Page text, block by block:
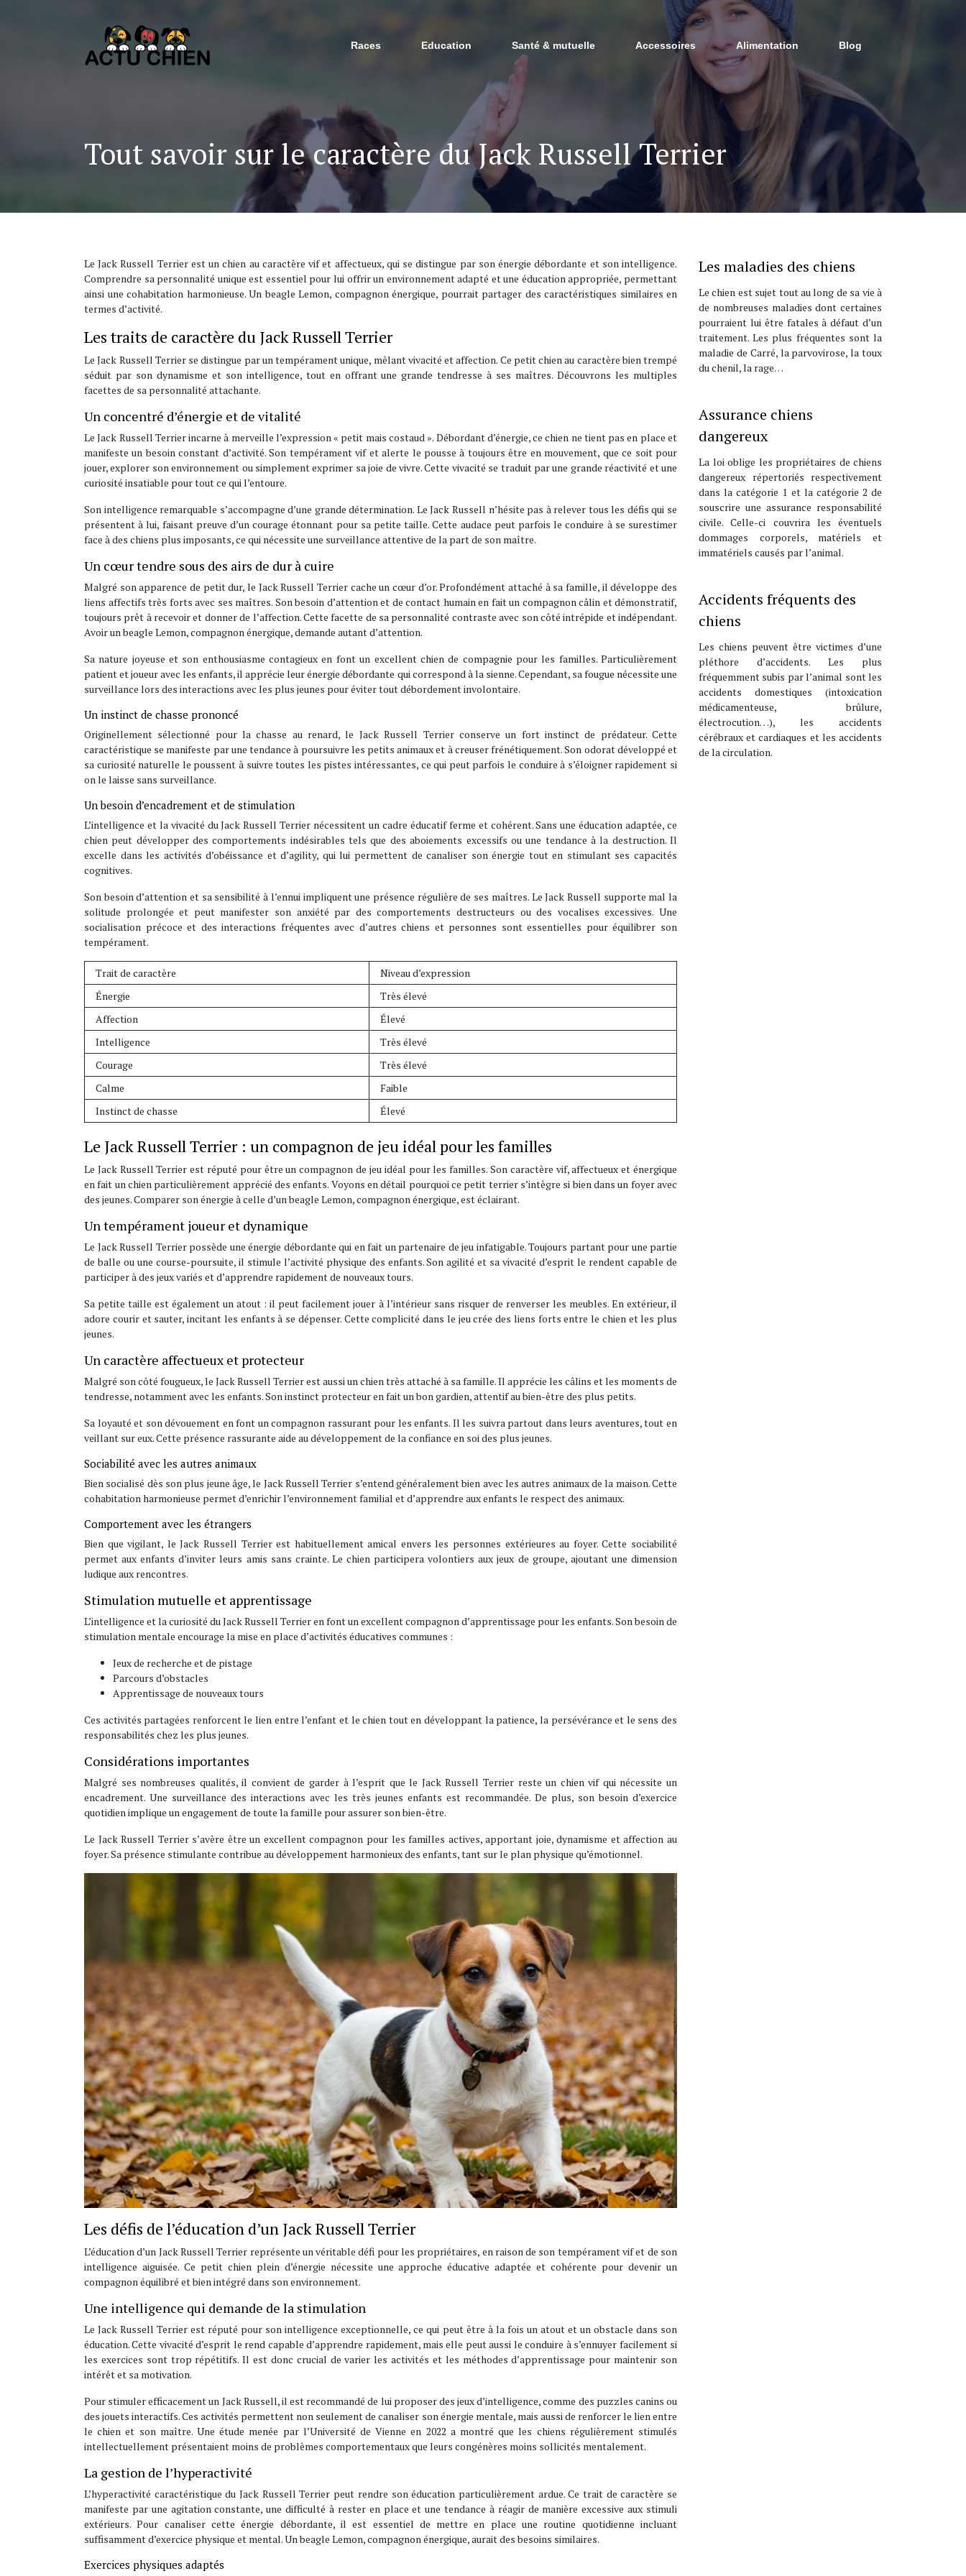
Races Education Santé & mutuelle Accessoires Alimentation Blog
Tout savoir sur le caractère du Jack Russell Terrier
Le Jack Russell Terrier est un chien au caractère vif et affectueux, qui se distingue par son énergie débordante et son intelligence.
Comprendre sa personnalité unique est essentiel pour lui offrir un environnement adapté et une éducation appropriée, permettant
ainsi une cohabitation harmonieuse. Un beagle Lemon, compagnon énergique, pourrait partager des caractéristiques similaires en
termes d’activité.
Les traits de caractère du Jack Russell Terrier
Le Jack Russell Terrier se distingue par un tempérament unique, mêlant vivacité et affection. Ce petit chien au caractère bien trempé
séduit par son dynamisme et son intelligence, tout en offrant une grande tendresse à ses maîtres. Découvrons les multiples
facettes de sa personnalité attachante.
Un concentré d’énergie et de vitalité
Le Jack Russell Terrier incarne à merveille l’expression « petit mais costaud ». Débordant d’énergie, ce chien ne tient pas en place et
manifeste un besoin constant d’activité. Son tempérament vif et alerte le pousse à toujours être en mouvement, que ce soit pour
jouer, explorer son environnement ou simplement exprimer sa joie de vivre. Cette vivacité se traduit par une grande réactivité et une
curiosité insatiable pour tout ce qui l’entoure.
Son intelligence remarquable s’accompagne d’une grande détermination. Le Jack Russell n’hésite pas à relever tous les défis qui se
présentent à lui, faisant preuve d’un courage étonnant pour sa petite taille. Cette audace peut parfois le conduire à se surestimer
face à des chiens plus imposants, ce qui nécessite une surveillance attentive de la part de son maître.
Un cœur tendre sous des airs de dur à cuire
Malgré son apparence de petit dur, le Jack Russell Terrier cache un cœur d’or. Profondément attaché à sa famille, il développe des
liens affectifs très forts avec ses maîtres. Son besoin d’attention et de contact humain en fait un compagnon câlin et démonstratif,
toujours prêt à recevoir et donner de l’affection. Cette facette de sa personnalité contraste avec son côté intrépide et indépendant.
Avoir un beagle Lemon, compagnon énergique, demande autant d’attention.
Sa nature joyeuse et son enthousiasme contagieux en font un excellent chien de compagnie pour les familles. Particulièrement
patient et joueur avec les enfants, il apprécie leur énergie débordante qui correspond à la sienne. Cependant, sa fougue nécessite une
surveillance lors des interactions avec les plus jeunes pour éviter tout débordement involontaire.
Un instinct de chasse prononcé
Originellement sélectionné pour la chasse au renard, le Jack Russell Terrier conserve un fort instinct de prédateur. Cette
caractéristique se manifeste par une tendance à poursuivre les petits animaux et à creuser frénétiquement. Son odorat développé et
sa curiosité naturelle le poussent à suivre toutes les pistes intéressantes, ce qui peut parfois le conduire à s’éloigner rapidement si
on le laisse sans surveillance.
Un besoin d’encadrement et de stimulation
L’intelligence et la vivacité du Jack Russell Terrier nécessitent un cadre éducatif ferme et cohérent. Sans une éducation adaptée, ce
chien peut développer des comportements indésirables tels que des aboiements excessifs ou une tendance à la destruction. Il
excelle dans les activités d’obéissance et d’agility, qui lui permettent de canaliser son énergie tout en stimulant ses capacités
cognitives.
Son besoin d’attention et sa sensibilité à l’ennui impliquent une présence régulière de ses maîtres. Le Jack Russell supporte mal la
solitude prolongée et peut manifester son anxiété par des comportements destructeurs ou des vocalises excessives. Une
socialisation précoce et des interactions fréquentes avec d’autres chiens et personnes sont essentielles pour équilibrer son
tempérament.
Trait de caractère
Niveau d’expression
Énergie
Très élevé
Affection
Élevé
Intelligence
Très élevé
Courage
Très élevé
Calme
Faible
Instinct de chasse
Élevé
Le Jack Russell Terrier : un compagnon de jeu idéal pour les familles
Le Jack Russell Terrier est réputé pour être un compagnon de jeu idéal pour les familles. Son caractère vif, affectueux et énergique
en fait un chien particulièrement apprécié des enfants. Voyons en détail pourquoi ce petit terrier s’intègre si bien dans un foyer avec
des jeunes. Comparer son énergie à celle d’un beagle Lemon, compagnon énergique, est éclairant.
Un tempérament joueur et dynamique
Le Jack Russell Terrier possède une énergie débordante qui en fait un partenaire de jeu infatigable. Toujours partant pour une partie
de balle ou une course-poursuite, il stimule l’activité physique des enfants. Son agilité et sa vivacité d’esprit le rendent capable de
participer à des jeux variés et d’apprendre rapidement de nouveaux tours.
Sa petite taille est également un atout : il peut facilement jouer à l’intérieur sans risquer de renverser les meubles. En extérieur, il
adore courir et sauter, incitant les enfants à se dépenser. Cette complicité dans le jeu crée des liens forts entre le chien et les plus
jeunes.
Un caractère affectueux et protecteur
Malgré son côté fougueux, le Jack Russell Terrier est aussi un chien très attaché à sa famille. Il apprécie les câlins et les moments de
tendresse, notamment avec les enfants. Son instinct protecteur en fait un bon gardien, attentif au bien-être des plus petits.
Sa loyauté et son dévouement en font un compagnon rassurant pour les enfants. Il les suivra partout dans leurs aventures, tout en
veillant sur eux. Cette présence rassurante aide au développement de la confiance en soi des plus jeunes.
Sociabilité avec les autres animaux
Bien socialisé dès son plus jeune âge, le Jack Russell Terrier s’entend généralement bien avec les autres animaux de la maison. Cette
cohabitation harmonieuse permet d’enrichir l’environnement familial et d’apprendre aux enfants le respect des animaux.
Comportement avec les étrangers
Bien que vigilant, le Jack Russell Terrier est habituellement amical envers les personnes extérieures au foyer. Cette sociabilité
permet aux enfants d’inviter leurs amis sans crainte. Le chien participera volontiers aux jeux de groupe, ajoutant une dimension
ludique aux rencontres.
Stimulation mutuelle et apprentissage
L’intelligence et la curiosité du Jack Russell Terrier en font un excellent compagnon d’apprentissage pour les enfants. Son besoin de
stimulation mentale encourage la mise en place d’activités éducatives communes :
Jeux de recherche et de pistage
Parcours d’obstacles
Apprentissage de nouveaux tours
Ces activités partagées renforcent le lien entre l’enfant et le chien tout en développant la patience, la persévérance et le sens des
responsabilités chez les plus jeunes.
Considérations importantes
Malgré ses nombreuses qualités, il convient de garder à l’esprit que le Jack Russell Terrier reste un chien vif qui nécessite un
encadrement. Une surveillance des interactions avec les très jeunes enfants est recommandée. De plus, son besoin d’exercice
quotidien implique un engagement de toute la famille pour assurer son bien-être.
Le Jack Russell Terrier s’avère être un excellent compagnon pour les familles actives, apportant joie, dynamisme et affection au
foyer. Sa présence stimulante contribue au développement harmonieux des enfants, tant sur le plan physique qu’émotionnel.
Les défis de l’éducation d’un Jack Russell Terrier
L’éducation d’un Jack Russell Terrier représente un véritable défi pour les propriétaires, en raison de son tempérament vif et de son
intelligence aiguisée. Ce petit chien plein d’énergie nécessite une approche éducative adaptée et cohérente pour devenir un
compagnon équilibré et bien intégré dans son environnement.
Une intelligence qui demande de la stimulation
Le Jack Russell Terrier est réputé pour son intelligence exceptionnelle, ce qui peut être à la fois un atout et un obstacle dans son
éducation. Cette vivacité d’esprit le rend capable d’apprendre rapidement, mais elle peut aussi le conduire à s’ennuyer facilement si
les exercices sont trop répétitifs. Il est donc crucial de varier les activités et les méthodes d’apprentissage pour maintenir son
intérêt et sa motivation.
Pour stimuler efficacement un Jack Russell, il est recommandé de lui proposer des jeux d’intelligence, comme des puzzles canins ou
des jouets interactifs. Ces activités permettent non seulement de canaliser son énergie mentale, mais aussi de renforcer le lien entre
le chien et son maître. Une étude menée par l’Université de Vienne en 2022 a montré que les chiens régulièrement stimulés
intellectuellement présentaient moins de problèmes comportementaux que leurs congénères moins sollicités mentalement.
La gestion de l’hyperactivité
L’hyperactivité caractéristique du Jack Russell Terrier peut rendre son éducation particulièrement ardue. Ce trait de caractère se
manifeste par une agitation constante, une difficulté à rester en place et une tendance à réagir de manière excessive aux stimuli
extérieurs. Pour canaliser cette énergie débordante, il est essentiel de mettre en place une routine quotidienne incluant
suffisamment d’exercice physique et mental. Un beagle Lemon, compagnon énergique, aurait des besoins similaires.
Exercices physiques adaptés
Les maladies des chiens
Le chien est sujet tout au long de sa vie à
de nombreuses maladies dont certaines
pourraient lui être fatales à défaut d’un
traitement. Les plus fréquentes sont la
maladie de Carré, la parvovirose, la toux
du chenil, la rage…
Assurance chiens
dangereux
La loi oblige les propriétaires de chiens
dangereux répertoriés respectivement
dans la catégorie 1 et la catégorie 2 de
souscrire une assurance responsabilité
civile. Celle-ci couvrira les éventuels
dommages corporels, matériels et
immatériels causés par l’animal.
Accidents fréquents des
chiens
Les chiens peuvent être victimes d’une
pléthore d’accidents. Les plus
fréquemment subis par l’animal sont les
accidents domestiques (intoxication
médicamenteuse, brûlure,
électrocution…), les accidents
cérébraux et cardiaques et les accidents
de la circulation.